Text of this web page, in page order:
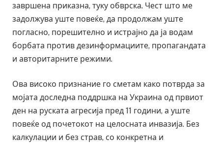
завршена приказна, туку обврска. Чест што ме
задолжува уште повеќе, да продолжам уште
погласно, порешително и истрајно да ја водам
борбата против дезинформациите, пропагандата
и авторитарните режими.
Ова високо признание го сметам како потврда за
мојата доследна поддршка на Украина од првиот
ден на руската агресија пред 11 години, а уште
повеќе од почетокот на целосната инвазија. Без
калкулации и без страв, со конкретна и